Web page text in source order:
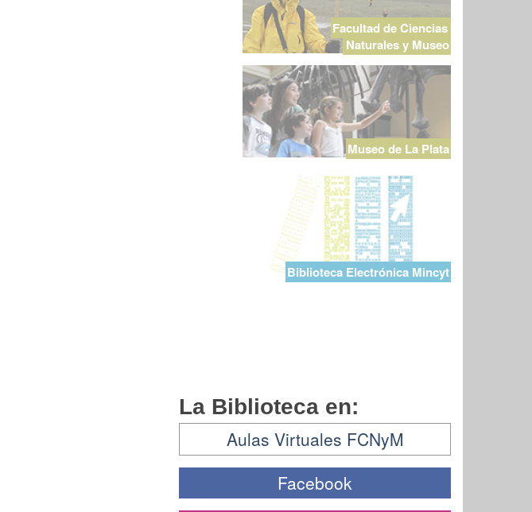
Facultad de Ciencias
Naturales y Museo
Museo de La Plata
Biblioteca Electrónica Mincyt
La Biblioteca en:
Aulas Virtuales FCNyM
Facebook